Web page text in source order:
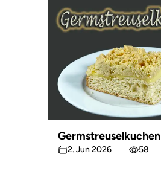
Germstreuselkuchen
2. Jun 2026 58